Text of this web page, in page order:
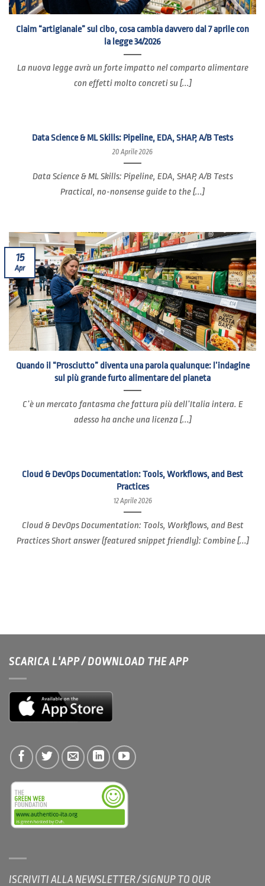
Claim “artigianale” sul cibo, cosa cambia davvero dal 7 aprile con
la legge 34/2026
La nuova legge avrà un forte impatto nel comparto alimentare
con effetti molto concreti su [...]
Data Science & ML Skills: Pipeline, EDA, SHAP, A/B Tests
20 Aprile 2026
Data Science & ML Skills: Pipeline, EDA, SHAP, A/B Tests
Practical, no-nonsense guide to the [...]
Quando il “Prosciutto” diventa una parola qualunque: l’indagine
sul più grande furto alimentare del pianeta
C’è un mercato fantasma che fattura più dell’Italia intera. E
adesso ha anche una licenza [...]
15
Apr
Cloud & DevOps Documentation: Tools, Workflows, and Best
Practices
12 Aprile 2026
Cloud & DevOps Documentation: Tools, Workflows, and Best
Practices Short answer (featured snippet friendly): Combine [...]
SCARICA L'APP / DOWNLOAD THE APP
ISCRIVITI ALLA NEWSLETTER / SIGNUP TO OUR